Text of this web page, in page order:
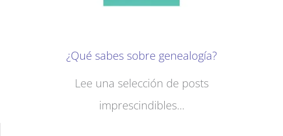
¿Qué sabes sobre genealogía?
Lee una selección de posts
imprescindibles...